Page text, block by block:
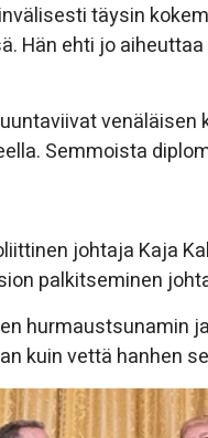
täysin
Hän ehti jo aiheuttaa
venäläisen
Semmoista
johtaja Kaja
palkitseminen
hurmaustsunamin
kuin vettä hanhen